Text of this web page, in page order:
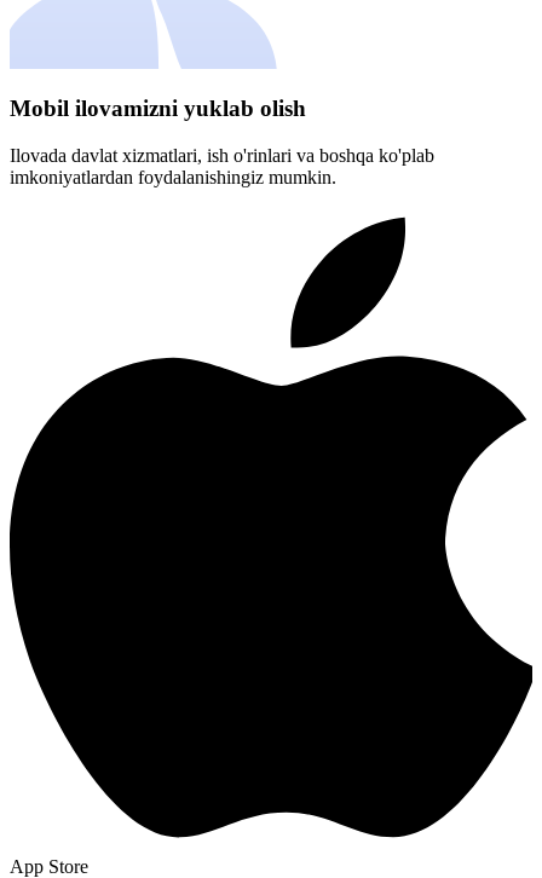
Mobil ilovamizni yuklab olish
Ilovada davlat xizmatlari, ish o'rinlari va boshqa ko'plab
imkoniyatlardan foydalanishingiz mumkin.
App Store